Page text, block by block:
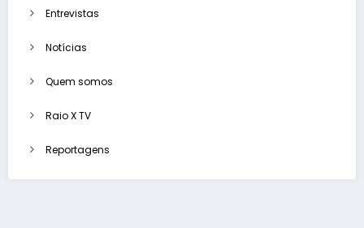
Entrevistas
Notícias
Quem somos
Raio X TV
Reportagens